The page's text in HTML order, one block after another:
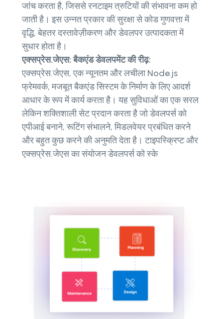
जांच करता है, जिससे रनटाइम त्रुटियों की संभावना कम हो
जाती है। इस उन्नत प्रकार की सुरक्षा से कोड गुणवत्ता में
वृद्धि, बेहतर दस्तावेज़ीकरण और डेवलपर उत्पादकता में
सुधार होता है।
एक्सप्रेस.जेएस: बैकएंड डेवलपमेंट की रीढ़:
एक्सप्रेस.जेएस, एक न्यूनतम और लचीला Node.js
फ्रेमवर्क, मजबूत बैकएंड सिस्टम के निर्माण के लिए आदर्श
आधार के रूप में कार्य करता है। यह सुविधाओं का एक सरल
लेकिन शक्तिशाली सेट प्रदान करता है जो डेवलपर्स को
एपीआई बनाने, रूटिंग संभालने, मिडलवेयर प्रबंधित करने
और बहुत कुछ करने की अनुमति देता है। टाइपस्क्रिप्ट और
एक्सप्रेस.जेएस का संयोजन डेवलपर्स को स्के